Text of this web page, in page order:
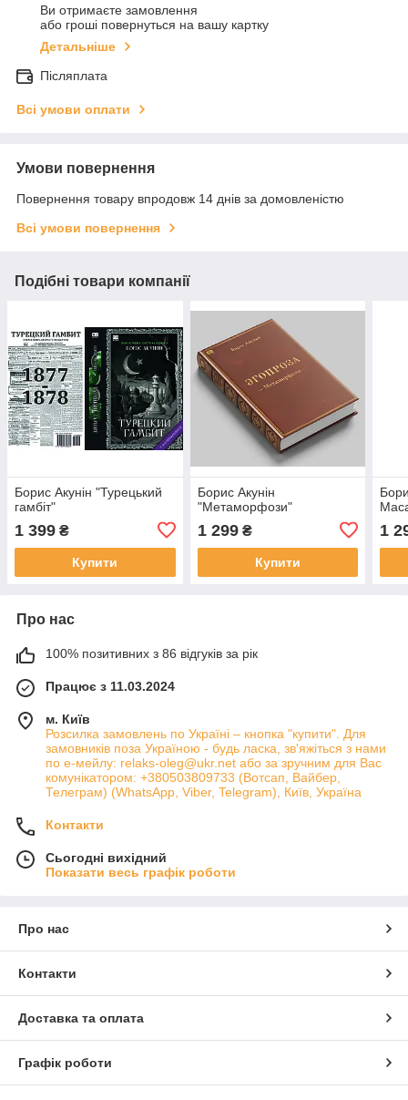
Ви отримаєте замовлення
або гроші повернуться на вашу картку
Детальніше
Післяплата
Всі умови оплати
Умови повернення
Повернення товару впродовж 14 днів за домовленістю
Всі умови повернення
Подібні товари компанії
Борис Акунін "Турецький
гамбіт"
1 399 ₴
Купити
Борис Акунін
"Метаморфози"
1 299₴
Купити
1
Про нас
100% позитивних з 86 відгуків за рік
Працює з 11.03.2024
м. Київ
Розсилка замовлень по Україні – кнопка "купити". Для
замовників поза Україною - будь ласка, зв'яжіться з нами
по е-мейлу: relaks-oleg@ukr.net або за зручним для Вас
комунікатором: +380503809733 (Вотсап, Вайбер,
Телеграм) (WhatsApp, Viber, Telegram), Київ, Україна
Контакти
Сьогодні вихідний
Показати весь графік роботи
Про нас
Контакти
Доставка та оплата
Графік роботи